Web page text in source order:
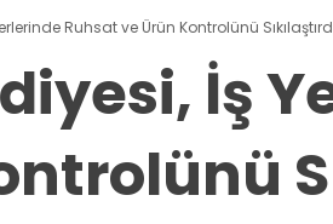
Ruhsat ve Ürün Kontrolünü
İş